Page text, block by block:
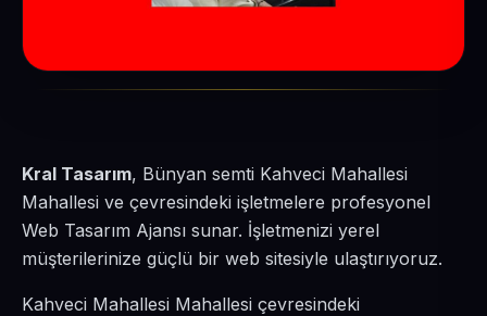
Kral Tasarım, Bünyan semti Kahveci Mahallesi
Mahallesi ve çevresindeki işletmelere profesyonel
Web Tasarım Ajansı sunar. İşletmenizi yerel
müşterilerinize güçlü bir web sitesiyle ulaştırıyoruz.
Kahveci Mahallesi Mahallesi çevresindeki